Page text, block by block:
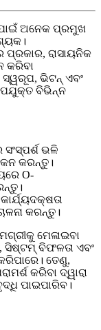
ଅନେକ ପ୍ରମୁଖ
ପ୍ରକାର, ରାସାୟନିକ
କରିବା
ସ୍ୱରୂପ, ଭିଟନ୍ ଏବଂ
ବିଭିନ୍ନ
ସଂସ୍ପର୍ଶ ଭଳି
କରନ୍ତୁ।
O-
କରନ୍ତୁ।
ମେଳାଇବା
ବିଫଳତା ଏବଂ
ତେଣୁ,
କରିବା ଦ୍ୱାରା
ପାଇପାରିବ।